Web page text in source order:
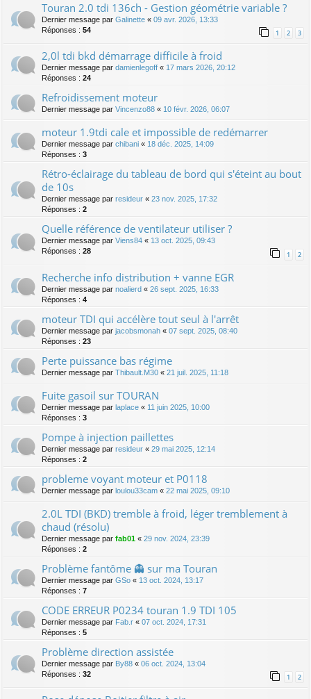
Touran 2.0 tdi 136ch - Gestion géométrie variable ?
Dernier message par Galinette « 09 avr. 2026, 13:33
Réponses : 54 1 2 3
2,0l tdi bkd démarrage difficile à froid
Dernier message par damienlegoff « 17 mars 2026, 20:12
Réponses : 24
Refroidissement moteur
Dernier message par Vincenzo88 « 10 févr. 2026, 06:07
moteur 1.9tdi cale et impossible de redémarrer
Dernier message par chibani « 18 déc. 2025, 14:09
Réponses : 3
Rétro-éclairage du tableau de bord qui s'éteint au bout
de 10s
Dernier message par resideur « 23 nov. 2025, 17:32
Réponses : 2
Quelle référence de ventilateur utiliser ?
Dernier message par Viens84 « 13 oct. 2025, 09:43
Réponses : 28 1 2
Recherche info distribution + vanne EGR
Dernier message par noalierd « 26 sept. 2025, 16:33
Réponses : 4
moteur TDI qui accélère tout seul à l'arrêt
Dernier message par jacobsmonah « 07 sept. 2025, 08:40
Réponses : 23
Perte puissance bas régime
Dernier message par Thibault.M30 « 21 juil. 2025, 11:18
Fuite gasoil sur TOURAN
Dernier message par laplace « 11 juin 2025, 10:00
Réponses : 3
Pompe à injection paillettes
Dernier message par resideur « 29 mai 2025, 12:14
Réponses : 2
probleme voyant moteur et P0118
Dernier message par loulou33cam « 22 mai 2025, 09:10
2.0L TDI (BKD) tremble à froid, léger tremblement à
chaud (résolu)
Dernier message par fab01 « 29 nov. 2024, 23:39
Réponses : 2
Problème fantôme 👻 sur ma Touran
Dernier message par GSo « 13 oct. 2024, 13:17
Réponses : 7
CODE ERREUR P0234 touran 1.9 TDI 105
Dernier message par Fab.r « 07 oct. 2024, 17:31
Réponses : 5
Problème direction assistée
Dernier message par By88 « 06 oct. 2024, 13:04
Réponses : 32 1 2